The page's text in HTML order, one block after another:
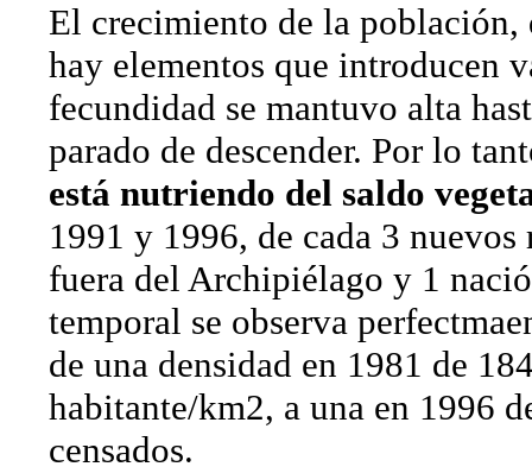
El crecimiento de la población,
hay elementos que introducen
fecundidad se mantuvo alta
parado de descender. Por lo
está nutriendo del saldo
1991 y 1996, de cada 3
fuera del Archipiélago y 1
temporal se observa
de una densidad en 1981 de
habitante/km2, a una en 1996
censados.